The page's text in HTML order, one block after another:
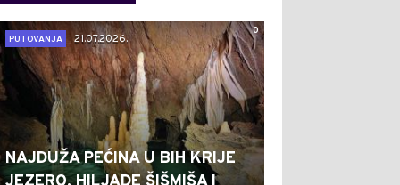
0
PUTOVANJA
21.07.2026.
NAJDUŽA PEĆINA U BIH KRIJE